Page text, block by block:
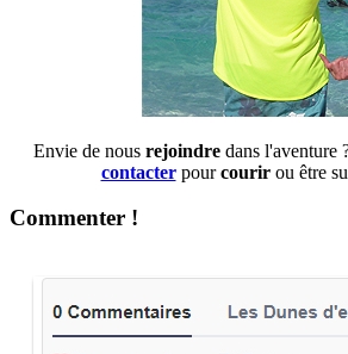
Envie de nous rejoindre dans l'aventure
contacterpourcourir ou être
Commenter !